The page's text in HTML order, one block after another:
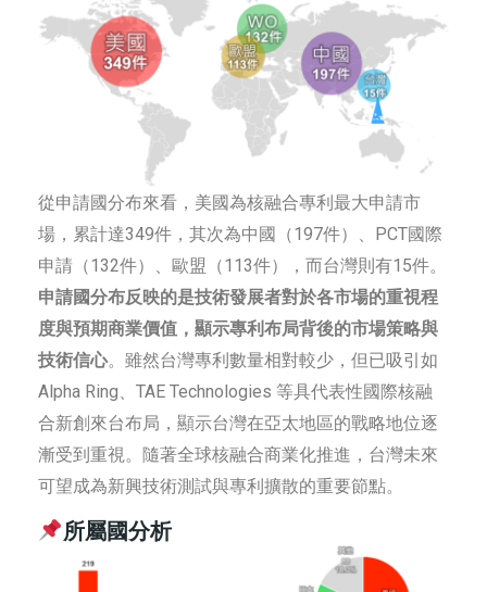
從申請國分布來看，美國為核融合專利最大申請市
場，累計達349件，其次為中國（197件）、PCT國際
申請（132件）、歐盟（113件），而台灣則有15件。
申請國分布反映的是技術發展者對於各市場的重視程
度與預期商業價值，顯示專利布局背後的市場策略與
技術信心。雖然台灣專利數量相對較少，但已吸引如
Alpha Ring、TAE Technologies 等具代表性國際核融
合新創來台布局，顯示台灣在亞太地區的戰略地位逐
漸受到重視。隨著全球核融合商業化推進，台灣未來
可望成為新興技術測試與專利擴散的重要節點。
所屬國分析